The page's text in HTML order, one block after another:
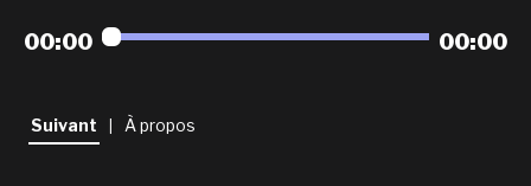
playlists
newsletter
00:00 00:00
Suivant À propos